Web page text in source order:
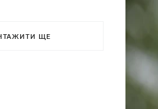
на 12 годин, -
ЩЕ